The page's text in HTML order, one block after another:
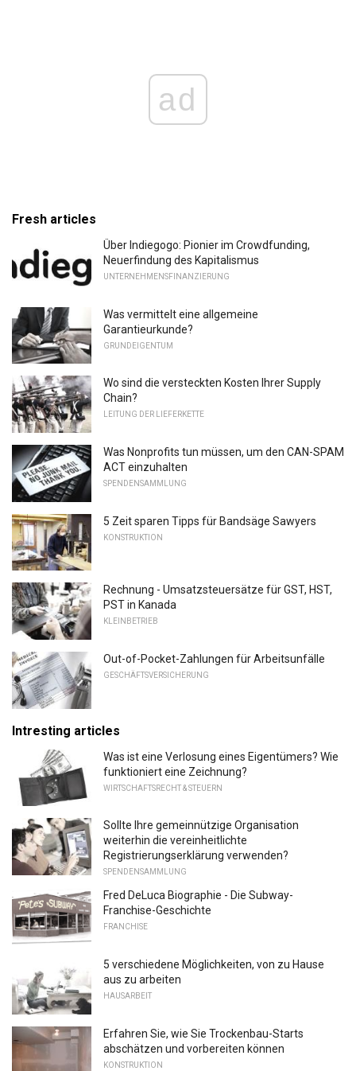
ad
Fresh articles
Über Indiegogo: Pionier im Crowdfunding,
Neuerfindung des Kapitalismus
UNTERNEHMENSFINANZIERUNG
Was vermittelt eine allgemeine
Garantieurkunde?
GRUNDEIGENTUM
Wo sind die versteckten Kosten Ihrer Supply
Chain?
LEITUNG DER LIEFERKETTE
Was Nonprofits tun müssen, um den CAN-SPAM
ACT einzuhalten
SPENDENSAMMLUNG
5 Zeit sparen Tipps für Bandsäge Sawyers
KONSTRUKTION
Rechnung - Umsatzsteuersätze für GST, HST,
PST in Kanada
KLEINBETRIEB
Out-of-Pocket-Zahlungen für Arbeitsunfälle
GESCHÄFTSVERSICHERUNG
Intresting articles
Was ist eine Verlosung eines Eigentümers? Wie
funktioniert eine Zeichnung?
WIRTSCHAFTSRECHT & STEUERN
Sollte Ihre gemeinnützige Organisation
weiterhin die vereinheitlichte
Registrierungserklärung verwenden?
SPENDENSAMMLUNG
Fred DeLuca Biographie - Die Subway-
Franchise-Geschichte
FRANCHISE
5 verschiedene Möglichkeiten, von zu Hause
aus zu arbeiten
HAUSARBEIT
Erfahren Sie, wie Sie Trockenbau-Starts
abschätzen und vorbereiten können
KONSTRUKTION